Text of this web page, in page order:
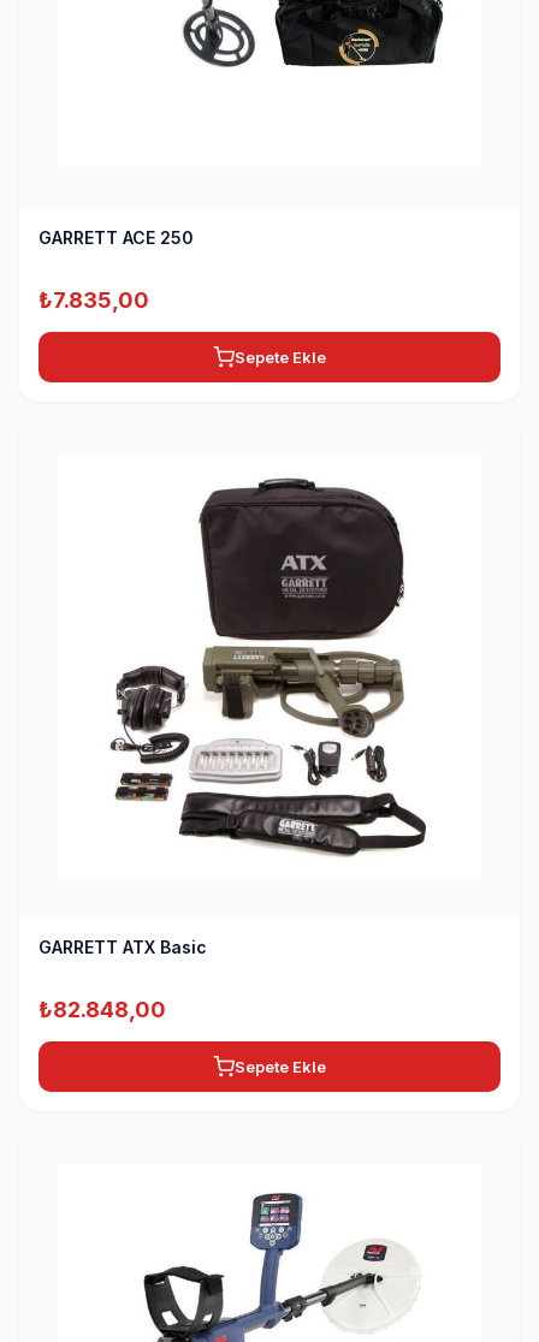
GARRETT ACE 250
₺7.835,00
Sepete Ekle
GARRETT ATX Basic
₺82.848,00
Sepete Ekle